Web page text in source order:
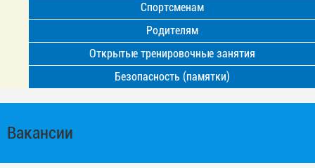
Спортсменам
Родителям
Открытые тренировочные занятия
Безопасность (памятки)
Вакансии